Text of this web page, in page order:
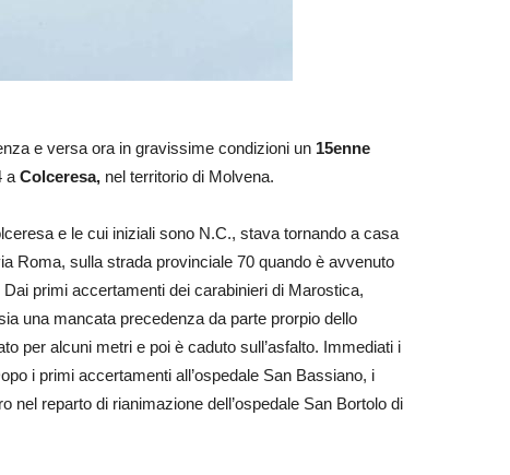
e versa ora in gravissime condizioni un 15enne
a Colceresa, nel territorio di Molvena.
e le cui iniziali sono N.C., stava tornando a casa
Roma, sulla strada provinciale 70 quando è avvenuto
primi accertamenti dei carabinieri di Marostica,
una mancata precedenza da parte prorpio dello
per alcuni metri e poi è caduto sull’asfalto. Immediati i
i primi accertamenti all’ospedale San Bassiano, i
nel reparto di rianimazione dell’ospedale San Bortolo di